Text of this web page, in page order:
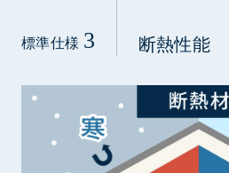
標準仕様 3 断熱性能